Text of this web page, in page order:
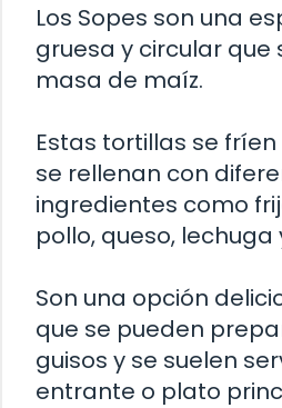
Los Sopes son una
gruesa y circular que
masa de maíz.
Estas tortillas se
se rellenan con
ingredientes como
pollo, queso, lechuga
Son una opción
que se pueden
guisos y se suelen
entrante o plato